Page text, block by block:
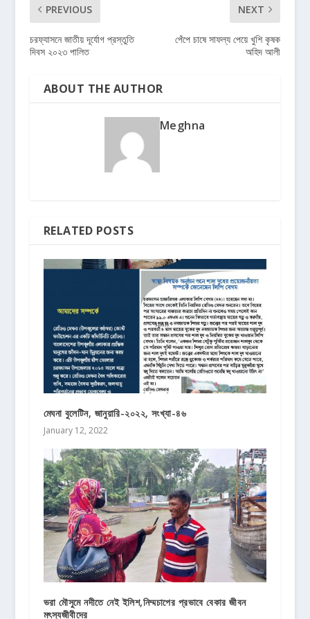
PREVIOUS
চরফ্যাসনে জাতীয় দূর্যোগ প্রস্তুতি
দিবস ২০২৩ পালিত
NEXT
পেঁপে চাষে সাফল্য পেয়ে খুশি কৃষক
অহিদ আলী
ABOUT THE AUTHOR
Meghna
RELATED POSTS
মেঘনা বুলেটিন, জানুয়ারি-২০২২, সংখ্যা-৪৬
January 12, 2022
ভরা মৌসুমে নদীতে নেই ইলিশ,নিম্মচাপের প্রভাবে বেকার জীবন
মৎস্যজীবীদের